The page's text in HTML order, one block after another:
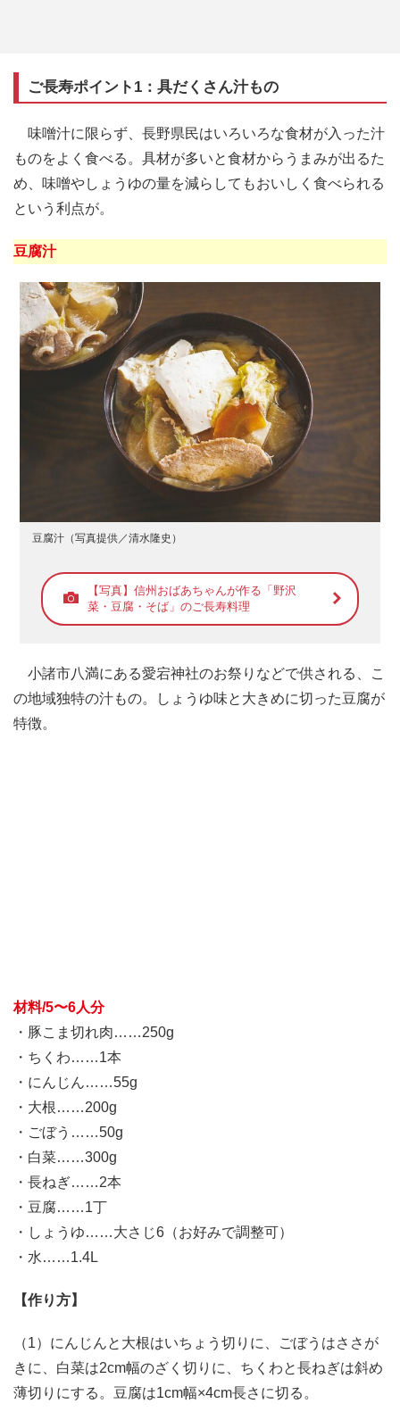
ご長寿ポイント1：具だくさん汁もの
味噌汁に限らず、長野県民はいろいろな食材が入った汁
ものをよく食べる。具材が多いと食材からうまみが出るた
め、味噌やしょうゆの量を減らしてもおいしく食べられる
という利点が。
豆腐汁
豆腐汁（写真提供／清水隆史）
【写真】信州おばあちゃんが作る「野沢
菜・豆腐・そば」のご長寿料理
小諸市八満にある愛宕神社のお祭りなどで供される、こ
の地域独特の汁もの。しょうゆ味と大きめに切った豆腐が
特徴。
材料/5〜6人分
・豚こま切れ肉……250g
・ちくわ……1本
・にんじん……55g
・大根……200g
・ごぼう……50g
・白菜……300g
・長ねぎ……2本
・豆腐……1丁
・しょうゆ……大さじ6（お好みで調整可）
・水……1.4L
【作り方】
（1）にんじんと大根はいちょう切りに、ごぼうはささが
きに、白菜は2cm幅のざく切りに、ちくわと長ねぎは斜め
薄切りにする。豆腐は1cm幅×4cm長さに切る。